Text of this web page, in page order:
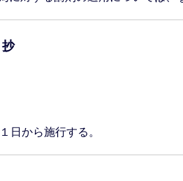
日から施行する。